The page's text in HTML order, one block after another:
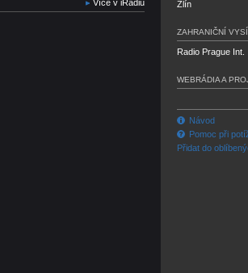
Více v iRadiu
Zlín
ZAHRANIČNÍ
Radio Prague Int.
WEBRÁDIA A
Návod
Pomoc při
Přidat do